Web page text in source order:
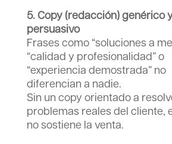
5. Copy (redacción) genérico
persuasivo
Frases como “soluciones a
“calidad y profesionalidad” o
“experiencia demostrada” no
diferencian a nadie.
Sin un copy orientado a
problemas reales del cliente,
no sostiene la venta.